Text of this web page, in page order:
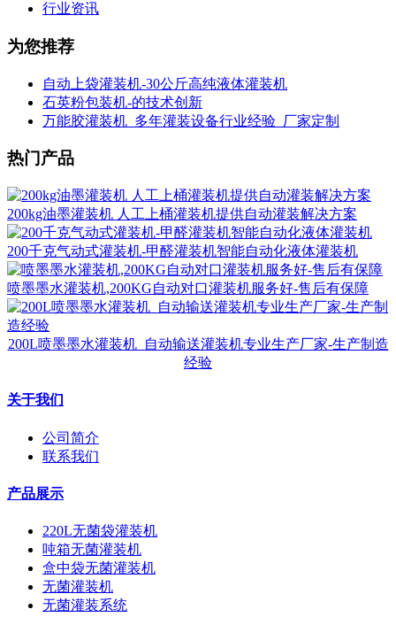
行业资讯
为您推荐
自动上袋灌装机-30公斤高纯液体灌装机
石英粉包装机-的技术创新
万能胶灌装机_多年灌装设备行业经验_厂家定制
热门产品
200kg油墨灌装机 人工上桶灌装机提供自动灌装解决方案
200千克气动式灌装机-甲醛灌装机智能自动化液体灌装机
喷墨墨水灌装机,200KG自动对口灌装机服务好-售后有保障
200L喷墨墨水灌装机_自动输送灌装机专业生产厂家-生产制造
经验
关于我们
公司简介
联系我们
产品展示
220L无菌袋灌装机
吨箱无菌灌装机
盒中袋无菌灌装机
无菌灌装机
无菌灌装系统